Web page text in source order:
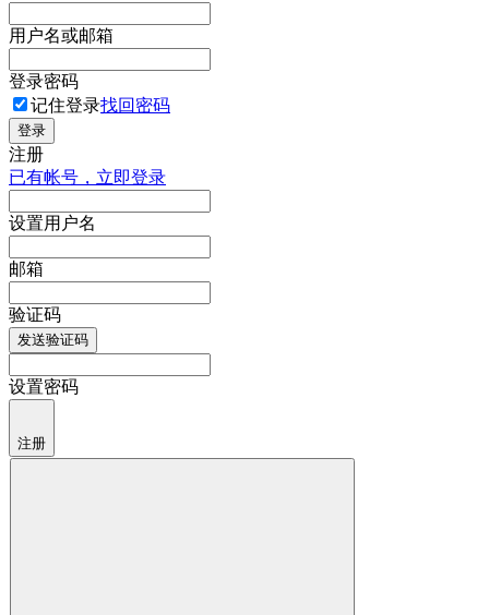
用户名或邮箱
登录密码
记住登录找回密码
登录
注册
已有帐号，立即登录
设置用户名
邮箱
验证码
发送验证码
设置密码
注册